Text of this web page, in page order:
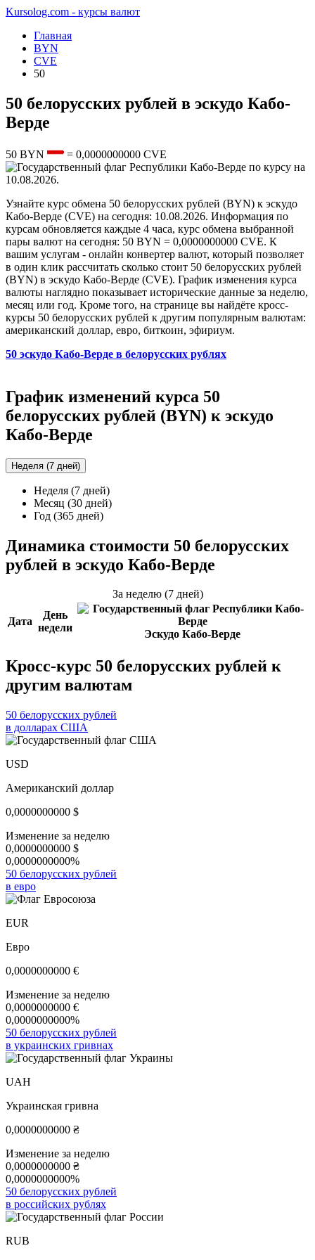
Kursolog.com - курсы валют
Главная
BYN
CVE
50
50 белорусских рублей в эскудо Кабо-
Верде
50 BYN = 0,0000000000 CVE
по курсу на
10.08.2026.
Узнайте курс обмена 50 белорусских рублей (BYN) к эскудо
Кабо-Верде (CVE) на сегодня: 10.08.2026. Информация по
курсам обновляется каждые 4 часа, курс обмена выбранной
пары валют на сегодня: 50 BYN = 0,0000000000 CVE. К
вашим услугам - онлайн конвертер валют, который позволяет
в один клик рассчитать сколько стоит 50 белорусских рублей
(BYN) в эскудо Кабо-Верде (CVE). График изменения курса
валюты наглядно показывает исторические данные за неделю,
месяц или год. Кроме того, на странице вы найдёте кросс-
курсы 50 белорусских рублей к другим популярным валютам:
американский доллар, евро, биткоин, эфириум.
50 эскудо Кабо-Верде в белорусских рублях
График изменений курса 50
белорусских рублей (BYN) к эскудо
Кабо-Верде
Неделя (7 дней)
Неделя (7 дней)
Месяц (30 дней)
Год (365 дней)
Динамика стоимости 50 белорусских
рублей в эскудо Кабо-Верде
За неделю (7 дней)
Дата
День
недели
Эскудо Кабо-Верде
Кросс-курс 50 белорусских рублей к
другим валютам
50 белорусских рублей
в долларах США
USD
Американский доллар
0,0000000000 $
Изменение за неделю
0,0000000000 $
0,0000000000%
50 белорусских рублей
в евро
EUR
Евро
0,0000000000 €
Изменение за неделю
0,0000000000 €
0,0000000000%
50 белорусских рублей
в украинских гривнах
UAH
Украинская гривна
0,0000000000 ₴
Изменение за неделю
0,0000000000 ₴
0,0000000000%
50 белорусских рублей
в российских рублях
RUB